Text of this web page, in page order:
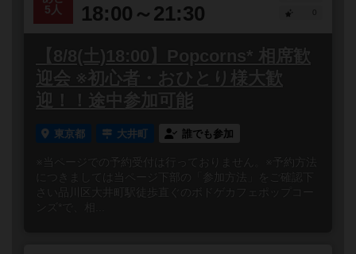
5人
18:00～21:30
【8/8(土)18:00】Popcorns* 相席歓
迎会 ※初心者・おひとり様大歓
迎！！途中参加可能
東京都 大井町 誰でも参加
※当ページでの予約受付は行っておりません。※予約方法
につきましては当ページ下部の「参加方法」をご確認下
さい品川区大井町駅徒歩直ぐのボドゲカフェポップコー